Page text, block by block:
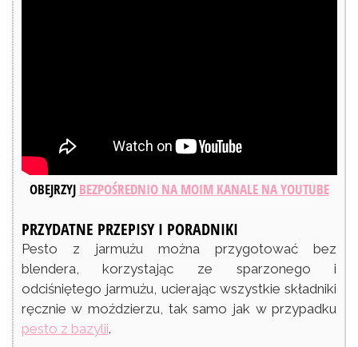
OBEJRZYJ BEZPOŚREDNIO NA MOIM KANALE NA YOUTUBE
PRZYDATNE PRZEPISY I PORADNIKI
Pesto z jarmużu można przygotować bez
blendera, korzystając ze sparzonego i
odciśniętego jarmużu, ucierając wszystkie składniki
ręcznie w moździerzu, tak samo jak w przypadku
pesto z bazylii.